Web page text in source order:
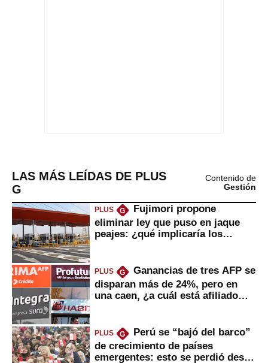
LAS MÁS LEÍDAS DE PLUS
G
Contenido de
Gestión
PLUS G
Fujimori propone
eliminar ley que puso en jaque
peajes: ¿qué implicaría los
PLUS G
Ganancias de tres AFP se
disparan más de 24%, pero en
una caen, ¿a cuál está afiliado
PLUS G
Perú se “bajó del barco”
de crecimiento de países
emergentes: esto se perdió desde